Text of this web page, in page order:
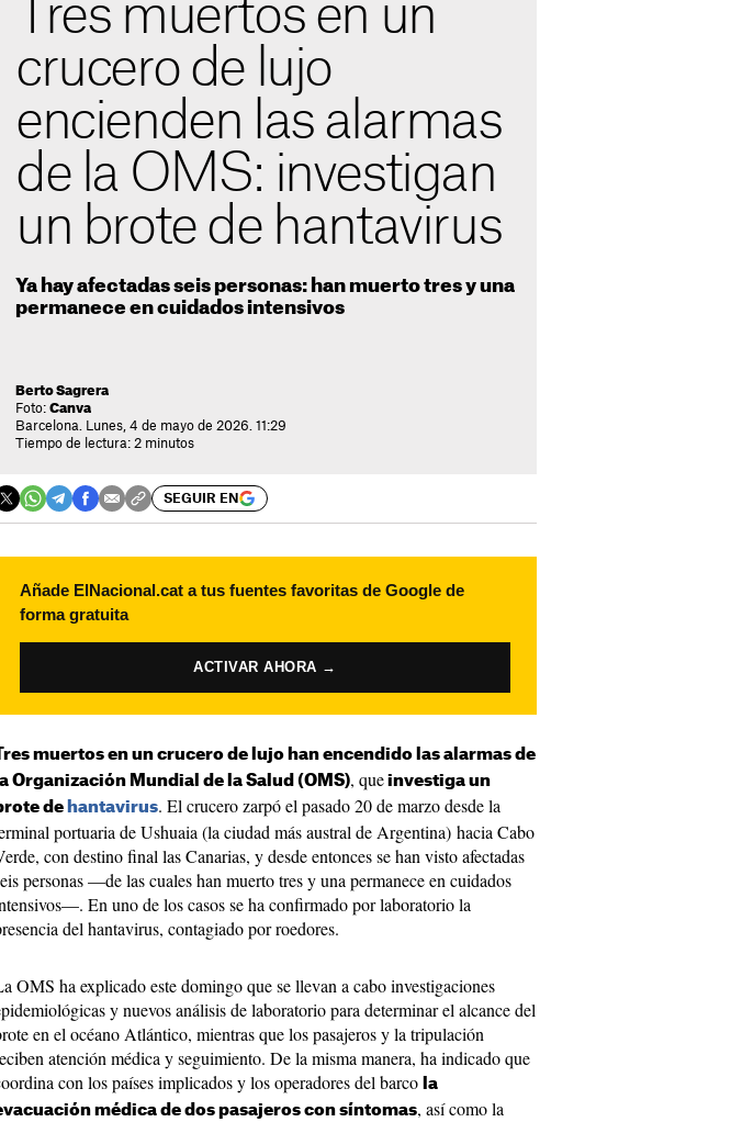
Tres muertos en un
crucero de lujo
encienden las alarmas
de la OMS: investigan
un brote de hantavirus
Ya hay afectadas seis personas: han muerto tres y una
permanece en cuidados intensivos
Berto Sagrera
Foto: Canva
Barcelona. Lunes, 4 de mayo de 2026. 11:29
Tiempo de lectura: 2 minutos
SEGUIR EN
Añade ElNacional.cat a tus fuentes favoritas de Google de
forma gratuita
ACTIVAR AHORA →
Tres muertos en un crucero de lujo han encendido las alarmas de
la Organización Mundial de la Salud (OMS), que investiga un
de hantavirus. El crucero zarpó el pasado 20 de marzo desde la
portuaria de Ushuaia (la ciudad más austral de Argentina) hacia Cabo
con destino final las Canarias, y desde entonces se han visto afectadas
personas —de las cuales han muerto tres y una permanece en cuidados
En uno de los casos se ha confirmado por laboratorio la
del hantavirus, contagiado por roedores.
OMS ha explicado este domingo que se llevan a cabo investigaciones
y nuevos análisis de laboratorio para determinar el alcance del
en el océano Atlántico, mientras que los pasajeros y la tripulación
atención médica y seguimiento. De la misma manera, ha indicado que
con los países implicados y los operadores del barco la
médica de dos pasajeros con síntomas, así como la